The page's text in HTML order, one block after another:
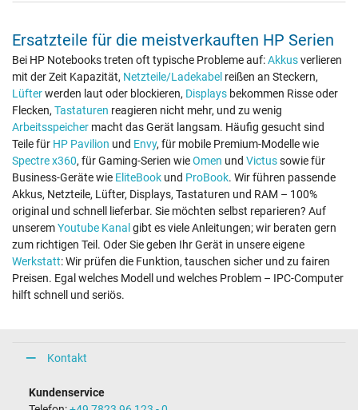
Ersatzteile für die meistverkauften HP Serien
Bei HP Notebooks treten oft typische Probleme auf:Akkusverlieren
mit der Zeit Kapazität, Netzteile/Ladekabel reißen an Steckern,
Lüfterwerden laut oder blockieren, Displays bekommen Risse oder
Flecken, Tastaturen reagieren nicht mehr, und zu wenig
Arbeitsspeicher macht das Gerät langsam. Häufig gesucht sind
Teile für HP Pavilion und Envy, für mobile Premium-Modelle wie
Spectre x360, für Gaming-Serien wieOmen und Victussowie für
Business-Geräte wie EliteBook und ProBook. Wir führen passende
Akkus, Netzteile, Lüfter, Displays, Tastaturen und RAM – 100%
original und schnell lieferbar. Sie möchten selbst reparieren? Auf
unseremYoutube Kanal gibt es viele Anleitungen; wir beraten gern
zum richtigen Teil. Oder Sie geben Ihr Gerät in unsere eigene
Werkstatt: Wir prüfen die Funktion, tauschen sicher und zu fairen
Preisen. Egal welches Modell und welches Problem – IPC-Computer
hilft schnell und seriös.
Kontakt
Kundenservice